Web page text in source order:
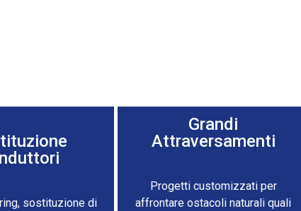
sostituzione di
Grandi
Attraversamenti
Progetti customizzati per
affrontare ostacoli naturali quali